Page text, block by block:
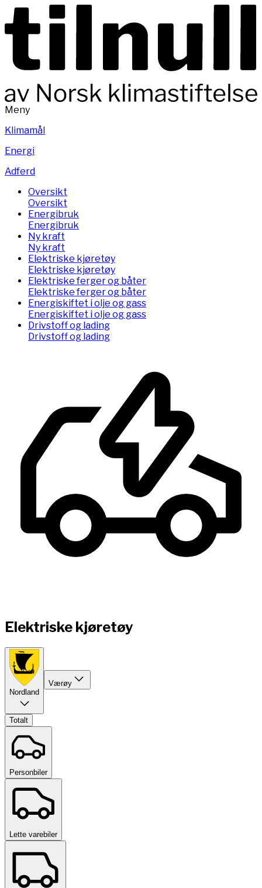
Meny
Klimamål
Energi
Adferd
Oversikt
Oversikt
Energibruk
Energibruk
Ny kraft
Ny kraft
Elektriske kjøretøy
Elektriske kjøretøy
Elektriske ferger og båter
Elektriske ferger og båter
Energiskiftet i olje og gass
Energiskiftet i olje og gass
Drivstoff og lading
Drivstoff og lading
Elektriske kjøretøy
Nordland
Værøy
Totalt
Personbiler
Lette varebiler